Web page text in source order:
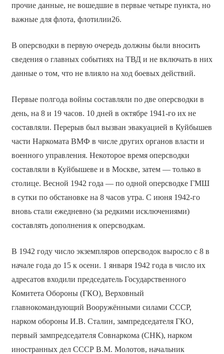
прочие данные, не вошедшие в первые четыре пункта, но
важные для флота, флотилии26.
В оперсводки в первую очередь должны были вносить
сведения о главных событиях на ТВД и не включать в них
данные о том, что не влияло на ход боевых действий.
Первые полгода войны составляли по две оперсводки в
день, на 8 и 19 часов. 10 дней в октябре 1941-го их не
составляли. Перерыв был вызван эвакуацией в Куйбышев
части Наркомата ВМФ в числе других органов власти и
военного управления. Некоторое время оперсводки
составляли в Куйбышеве и в Москве, затем — только в
столице. Весной 1942 года — по одной оперсводке ГМШ
в сутки по обстановке на 8 часов утра. С июня 1942-го
вновь стали ежедневно (за редкими исключениями)
составлять дополнения к оперсводкам.
В 1942 году число экземпляров оперсводок выросло с 8 в
начале года до 15 к осени. 1 января 1942 года в число их
адресатов входили председатель Государственного
Комитета Обороны (ГКО), Верховный
главнокомандующий Вооружёнными силами СССР,
нарком обороны И.В. Сталин, зампредседателя ГКО,
первый зампредседателя Совнаркома (СНК), нарком
иностранных дел СССР В.М. Молотов, начальник